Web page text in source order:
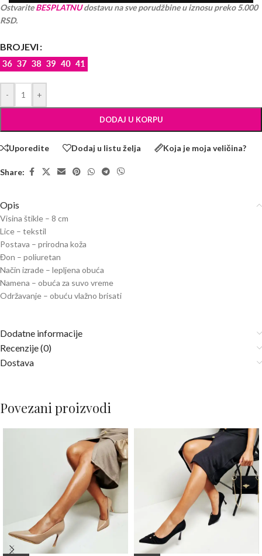
OstvariteBESPLATNUdostavu na sve porudžbine u iznosu preko 5.000
RSD.
BROJEVI
- +
DODAJ U KORPU
Uporedite Dodaj u listu želja Koja je moja veličina?
Share:
Opis
Visina štikle – 8 cm
Lice – tekstil
Postava – prirodna koža
Đon – poliuretan
Način izrade – lepljena obuća
Namena – obuća za suvo vreme
Održavanje – obuću vlažno brisati
Dodatne informacije
Recenzije (0)
Dostava
Povezani proizvodi